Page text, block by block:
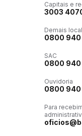
Capitais e
3003
Demais
0800
SAC
0800
Ouvidoria
0800 940
Para